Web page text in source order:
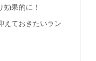
果的に！
えておきたいラン